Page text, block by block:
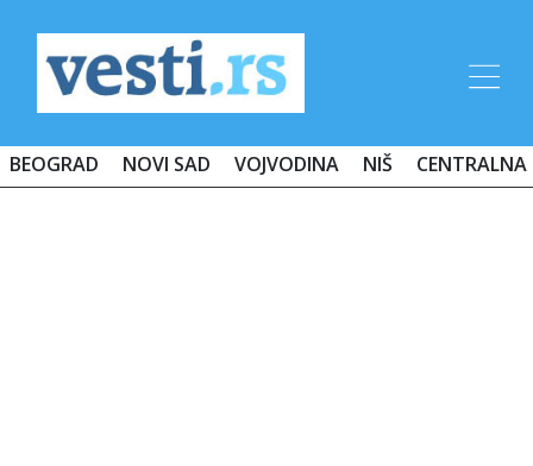
BEOGRAD NOVI SAD VOJVODINA NIŠ CENTRALNA